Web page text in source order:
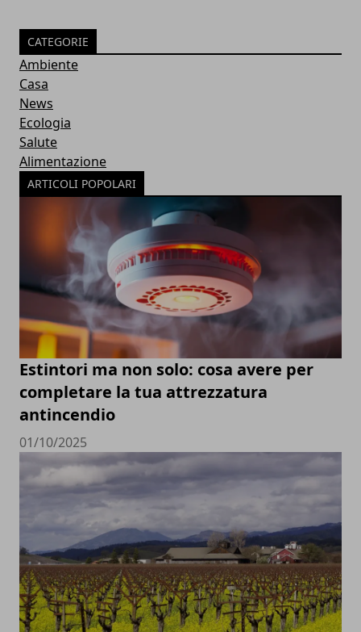
CATEGORIE
Ambiente
Casa
News
Ecologia
Salute
Alimentazione
ARTICOLI POPOLARI
Estintori ma non solo: cosa avere per
completare la tua attrezzatura
antincendio
01/10/2025